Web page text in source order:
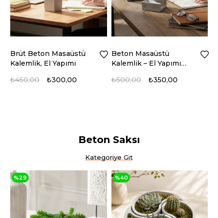
Beton Masaüstü
Kalemlik – El Yapımı
Organizer ₺350,00
₺500,00
El Yapımı Brüt
Masaüstü Kalemlik &
₺300,00
₺400,00
Beton Saksı
%40
Kategoriye Git